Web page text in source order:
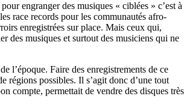
engranger des musiques « ciblées » c’est à
race records pour les communautés afro-
enregistrées sur place. Mais ceux qui,
des musiques et surtout des musiciens qui ne
l’époque. Faire des enregistrements de ce
régions possibles. Il s’agit donc d’une tout
compte, permettait de vendre des disques très